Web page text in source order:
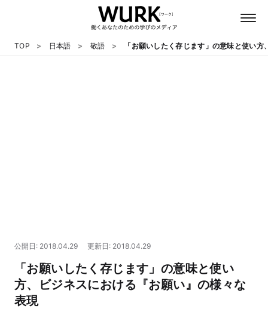
マネー
TOP 日本語 敬語 「お願いしたく存じます」の意味と使い
公開日: 2018.04.29 更新日: 2018.04.29
「お願いしたく存じます」の意味と使い
方、ビジネスにおける『お願い』の様々な
表現